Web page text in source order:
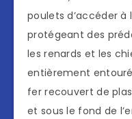
poulets d’accéder à
protégeant des
les renards et les
entièrement
fer recouvert de
et sous le fond de